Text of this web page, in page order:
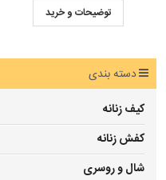
توضیحات و خرید
دسته بندی
کیف زنانه
کفش زنانه
شال و روسری